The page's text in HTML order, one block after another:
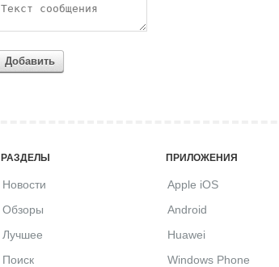
Добавить
РАЗДЕЛЫ
Новости
Обзоры
Лучшее
Поиск
ПРИЛОЖЕНИЯ
Apple iOS
Android
Huawei
Windows Phone